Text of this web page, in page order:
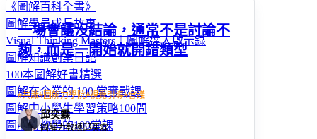
《圖解百科全書》
圖解學員成長故事
Visual Thinking Masters｜圖解達人啟示錄
圖解知識創業日記
100本圖解好書精選
圖解在企業的 100 堂實戰課
圖解中小學生學習策略100問
圖解力教學的100堂課
一場會議沒結論，通常不是討論不
夠，而是一開始就開錯類型
#共識#圖解力學院#視覺引導#會議
邱奕霖
圖解力教練邱奕霖